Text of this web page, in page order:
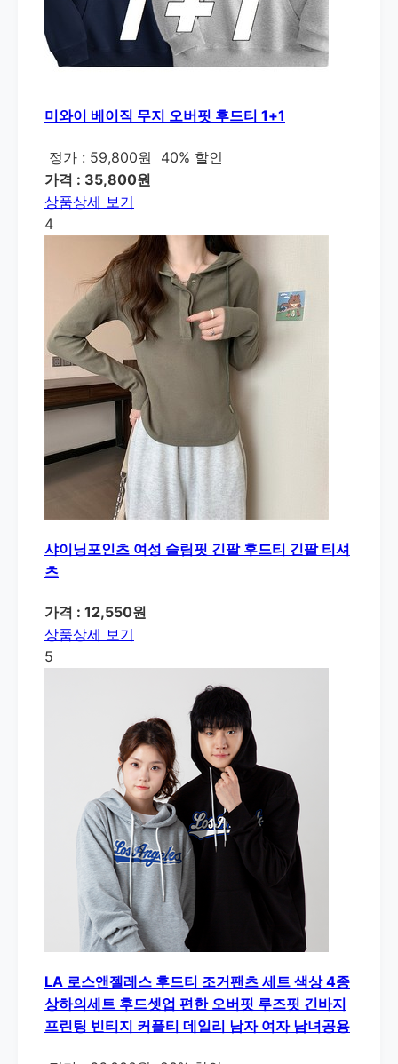
미와이 베이직 무지 오버핏 후드티 1+1
정가 : 59,800원
40% 할인
가격 : 35,800원
상품상세 보기
4
샤이닝포인츠 여성 슬림핏 긴팔 후드티 긴팔 티셔
츠
가격 : 12,550원
상품상세 보기
5
LA 로스앤젤레스 후드티 조거팬츠 세트 색상 4종
상하의세트 후드셋업 편한 오버핏 루즈핏 긴바지
프린팅 빈티지 커플티 데일리 남자 여자 남녀공용